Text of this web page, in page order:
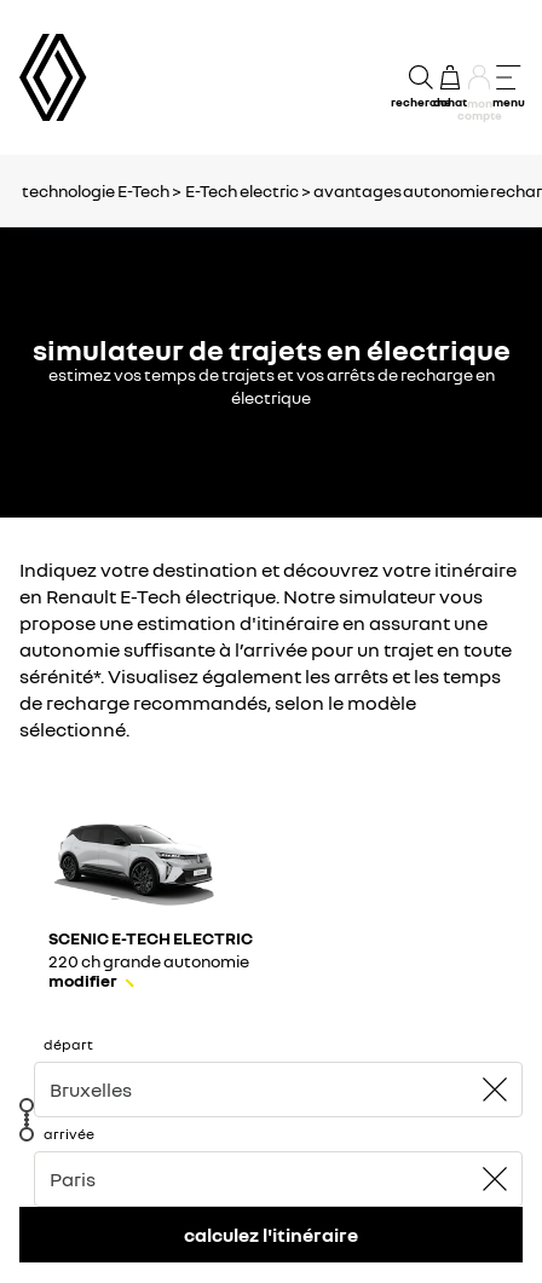
rechercheachatmon
compte
menu
technologie E-Tech > E-Tech electric >avantagesautonomie
simulateur de trajets en électrique
estimez vos temps de trajets et vos arrêts de recharge en
électrique
Indiquez votre destination et découvrez votre itinéraire
en Renault E-Tech électrique. Notre simulateur vous
propose une estimation d'itinéraire en assurant une
autonomie suffisante à l’arrivée pour un trajet en toute
sérénité*. Visualisez également les arrêts et les temps
de recharge recommandés, selon le modèle
sélectionné.
SCENIC E-TECH ELECTRIC
220 ch grande autonomie
modifier
départ
arrivée
calculez l'itinéraire